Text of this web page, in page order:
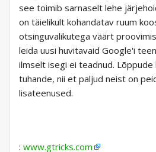
see toimib sarnaselt lehe
on täielikult kohandatav ruum
otsinguvalikutega väärt
leida uusi huvitavaid Google'i
ilmselt isegi ei teadnud.
tuhande, nii et paljud neist on
lisateenused.
: www.gtricks.com